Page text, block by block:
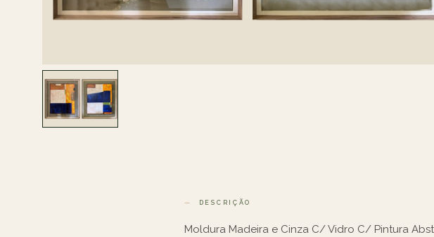
DESCRIÇÃO
Moldura Madeira e Cinza C/ Vidro C/ Pintura